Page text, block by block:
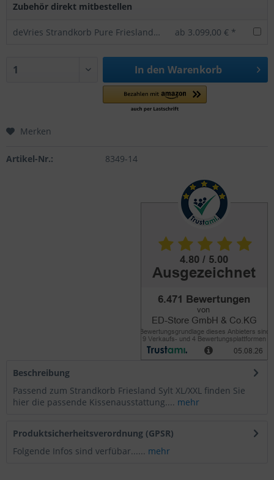
Zubehör direkt mitbestellen
deVries Strandkorb Pure Friesland Sylt Teakholz ab 3.099,00 € *
In den Warenkorb
Merken
Artikel-Nr.: 8349-14
Beschreibung
Passend zum Strandkorb Friesland Sylt XL/XXL finden Sie
hier die passende Kissenausstattung.... mehr
Produktsicherheitsverordnung (GPSR)
Folgende Infos sind verfübar...... mehr